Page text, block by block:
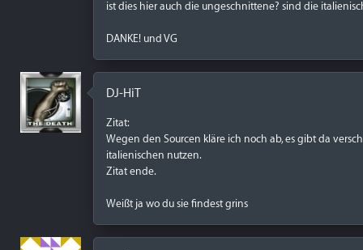
ist dies hier auch die ungeschnittene? sind die
DANKE! und VG
DJ-HiT
Zitat:
Wegen den Sourcen kläre ich noch ab, es gibt da
italienischen nutzen.
Zitat ende.
Weißt ja wo du sie findest grins